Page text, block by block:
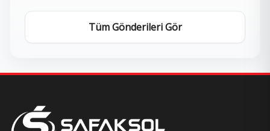
İncele
İncele
İncele
Tüm Gönderileri Gör